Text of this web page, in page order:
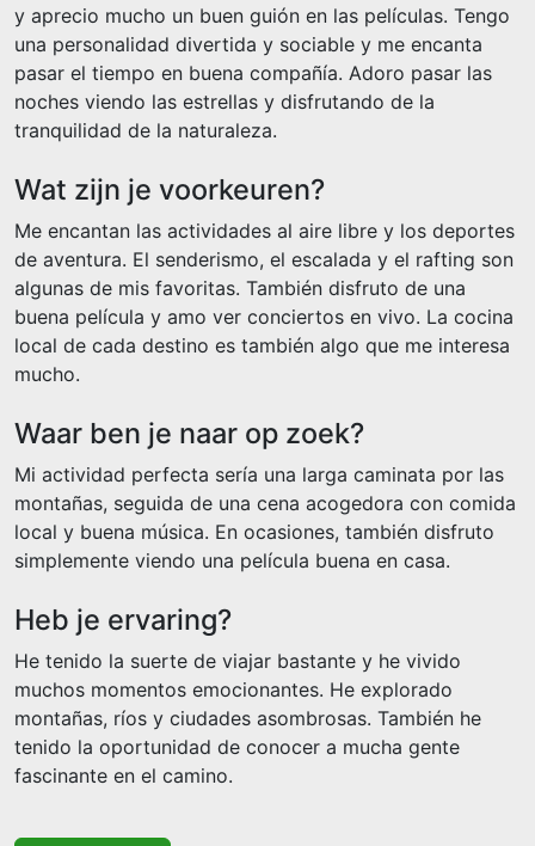
y aprecio mucho un buen guión en las películas. Tengo
una personalidad divertida y sociable y me encanta
pasar el tiempo en buena compañía. Adoro pasar las
noches viendo las estrellas y disfrutando de la
tranquilidad de la naturaleza.
Wat zijn je voorkeuren?
Me encantan las actividades al aire libre y los deportes
de aventura. El senderismo, el escalada y el rafting son
algunas de mis favoritas. También disfruto de una
buena película y amo ver conciertos en vivo. La cocina
local de cada destino es también algo que me interesa
mucho.
Waar ben je naar op zoek?
Mi actividad perfecta sería una larga caminata por las
montañas, seguida de una cena acogedora con comida
local y buena música. En ocasiones, también disfruto
simplemente viendo una película buena en casa.
Heb je ervaring?
He tenido la suerte de viajar bastante y he vivido
muchos momentos emocionantes. He explorado
montañas, ríos y ciudades asombrosas. También he
tenido la oportunidad de conocer a mucha gente
fascinante en el camino.